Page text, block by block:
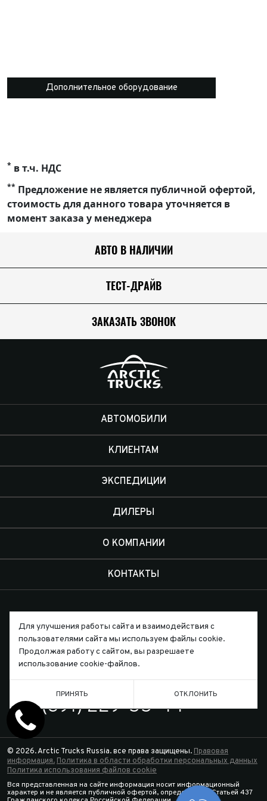
Дополнительное оборудование
* в т.ч. НДС
** Предложение не является публичной офертой,
стоимость для данного товара уточняется в
момент заказа у менеджера
АВТО В НАЛИЧИИ
ТЕСТ-ДРАЙВ
ЗАКАЗАТЬ ЗВОНОК
АВТОМОБИЛИ
КЛИЕНТАМ
ЭКСПЕДИЦИИ
ДИЛЕРЫ
О КОМПАНИИ
КОНТАКТЫ
Письмо директору
ТЕЛЕФОН
7 (391) 229-55-44
© 2026. Arctic Trucks Russia. все права защищены. Правовая
информация. Политика в области обработки персональных данных
Политика использования файлов cookie
Вся представленная на сайте информация носит информационный
характер и не является публичной офертой, определяемой Статьей 437
Для улучшения работы сайта и взаимодействия с
пользователями сайта мы используем файлы cookie.
Продолжая работу с сайтом, вы разрешаете
использование cookie-файлов.
ПРИНЯТЬ ОТКЛОНИТЬ